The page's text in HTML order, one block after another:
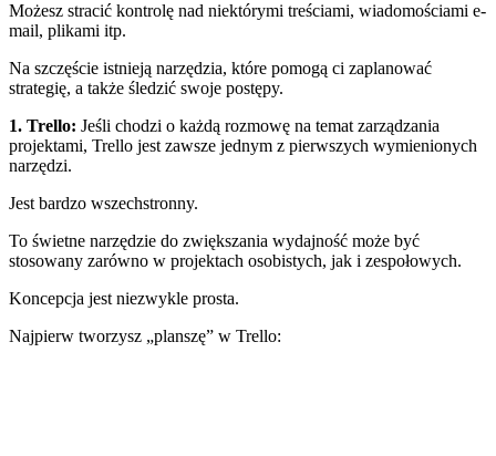
Możesz stracić kontrolę nad niektórymi treściami, wiadomościami e-
mail, plikami itp.
Na szczęście istnieją narzędzia, które pomogą ci zaplanować
strategię, a także śledzić swoje postępy.
1. Trello: Jeśli chodzi o każdą rozmowę na temat zarządzania
projektami, Trello jest zawsze jednym z pierwszych wymienionych
narzędzi.
Jest bardzo wszechstronny.
To świetne narzędzie do zwiększania wydajność może być
stosowany zarówno w projektach osobistych, jak i zespołowych.
Koncepcja jest niezwykle prosta.
Najpierw tworzysz „planszę” w Trello: